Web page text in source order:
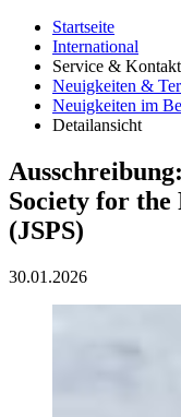
Startseite
International
Service & Kontakt
Neuigkeiten &
Neuigkeiten im
Detailansicht
Society for the
(JSPS)
30.01.2026